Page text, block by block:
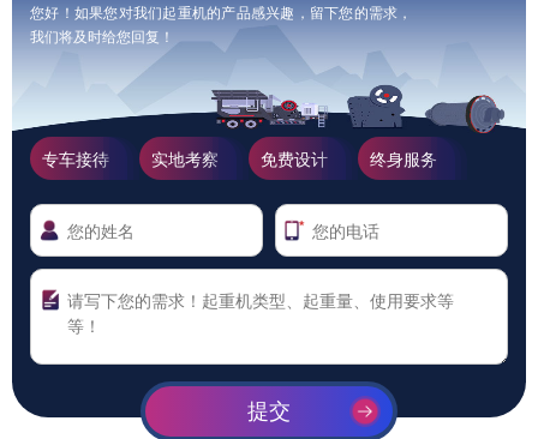
您好！如果您对我们起重机的产品感兴趣，留下您的需求，
我们将及时给您回复！
专车接待 实地考察 免费设计 终身服务
提交